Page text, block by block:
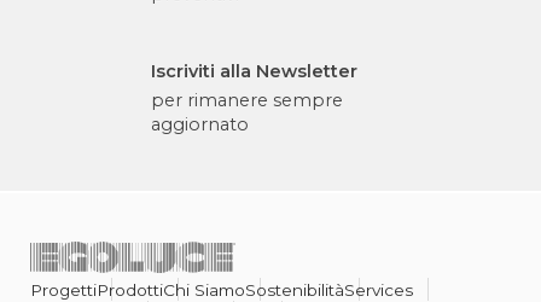
Iscriviti alla Newsletter
per rimanere sempre
aggiornato
ProgettiProdottiChi SiamoSostenibilitàServices